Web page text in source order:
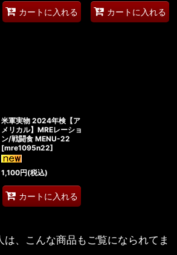
カートに入れる カートに入れる
米軍実物 2024年検【ア
メリカル】MREレーショ
ン/戦闘食 MENU-22
[mre1095n22]
1,100円(税込)
カートに入れる
は、こんな商品もご覧になられてま